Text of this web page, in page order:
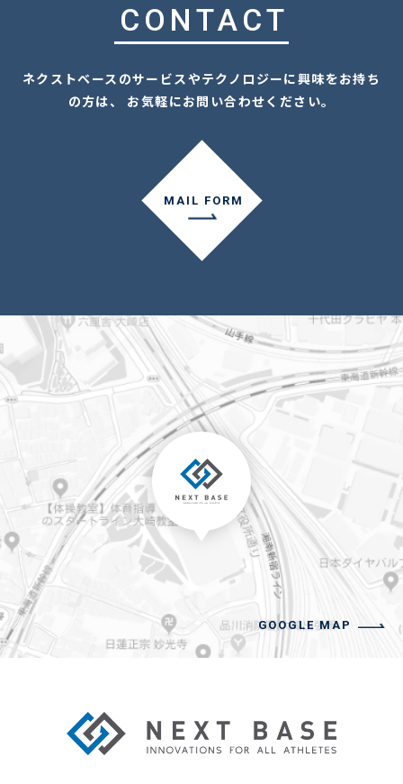
CONTACT
ネクストベースのサービスやテクノロジーに興味をお持ち
の方は、 お気軽にお問い合わせください。
MAIL FORM
GOOGLE MAP